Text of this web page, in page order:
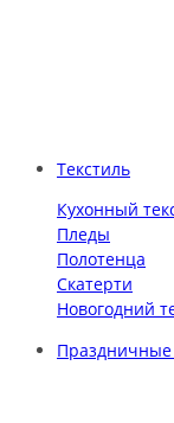
Текстиль
Кухонный
Пледы
Полотенца
Скатерти
Новогодний